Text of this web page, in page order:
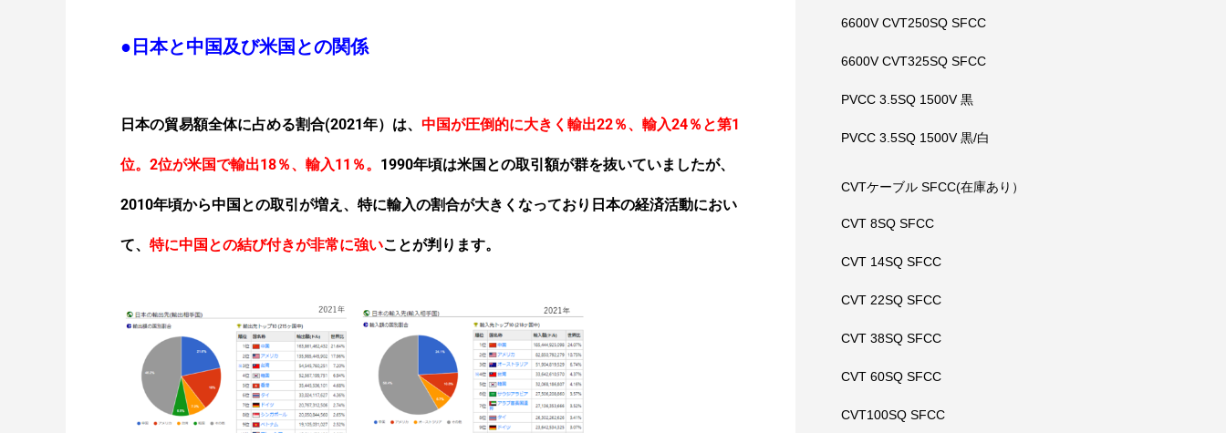
●日本と中国及び米国との関係
日本の貿易額全体に占める割合(2021年）は、 中国が圧倒的に大きく輸出22％、輸入24％と第1
位。2位が米国で輸出18％、輸入11％。 1990年頃は米国との取引額が群を抜いていましたが、
2010年頃から中国との取引が増え、特に輸入の割合が大きくなっており 日本の経済活動におい
て、 特に中国との結び付きが非常に強いことが判ります。
6600V CVT250SQ SFCC
6600V CVT325SQ SFCC
PVCC 3.5SQ 1500V 黒
PVCC 3.5SQ 1500V 黒/白
CVTケーブル SFCC(在庫あり）
CVT 8SQ SFCC
CVT 14SQ SFCC
CVT 22SQ SFCC
CVT 38SQ SFCC
CVT 60SQ SFCC
CVT100SQ SFCC